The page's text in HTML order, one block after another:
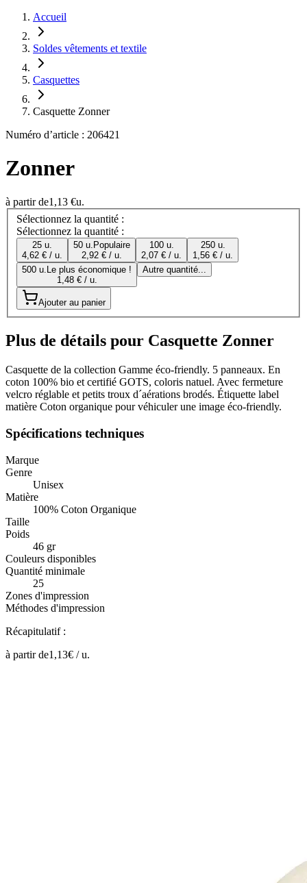
Accueil
Soldes vêtements et textile
Casquettes
Casquette Zonner
Numéro d’article : 206421
Zonner
à partir de1,13 €u.
Sélectionnez la quantité :
Sélectionnez la quantité :
25 u.
4,62 € / u.
50 u. Populaire
2,92 € / u.
100 u.
2,07 € / u.
250 u.
1,56 € / u.
500 u. Le plus économique !
1,48 € / u.
Autre quantité...
Ajouter au panier
Plus de détails pour Casquette Zonner
Casquette de la collection Gamme éco-friendly. 5 panneaux. En
coton 100% bio et certifié GOTS, coloris natuel. Avec fermeture
velcro réglable et petits troux d´aérations brodés. Étiquette label
matière Coton organique pour véhiculer une image éco-friendly.
Spécifications techniques
Marque
Genre
Unisex
Matière
100% Coton Organique
Taille
Poids
46 gr
Couleurs disponibles
Quantité minimale
25
Zones d'impression
Méthodes d'impression
Récapitulatif :
à partir de1,13€ /u.